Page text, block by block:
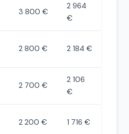
3 800 €
2 964
€
2 800 € 2 184 €
2 700 €
2 106
€
2 200 € 1 716 €